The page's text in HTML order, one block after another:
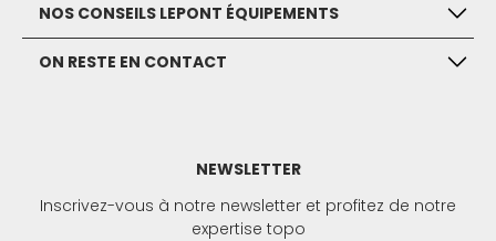
NOS CONSEILS LEPONT ÉQUIPEMENTS
ON RESTE EN CONTACT
NEWSLETTER
Inscrivez-vous à notre newsletter et profitez de notre
expertise topo